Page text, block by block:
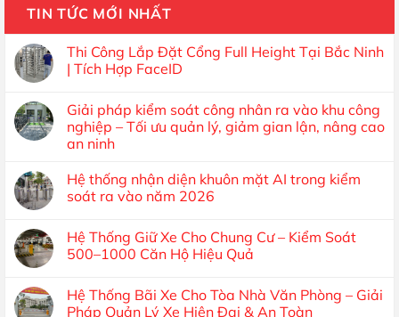
TIN TỨC MỚI NHẤT
Thi Công Lắp Đặt Cổng Full Height Tại Bắc Ninh
| Tích Hợp FaceID
Giải pháp kiểm soát công nhân ra vào khu công
nghiệp – Tối ưu quản lý, giảm gian lận, nâng cao
an ninh
Hệ thống nhận diện khuôn mặt AI trong kiểm
soát ra vào năm 2026
Hệ Thống Giữ Xe Cho Chung Cư – Kiểm Soát
500–1000 Căn Hộ Hiệu Quả
Hệ Thống Bãi Xe Cho Tòa Nhà Văn Phòng – Giải
Pháp Quản Lý Xe Hiện Đại & An Toàn